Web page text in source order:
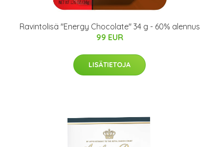
Ravintolisä "Energy Chocolate" 34 g - 60% alennus
99 EUR
LISÄTIETOJA